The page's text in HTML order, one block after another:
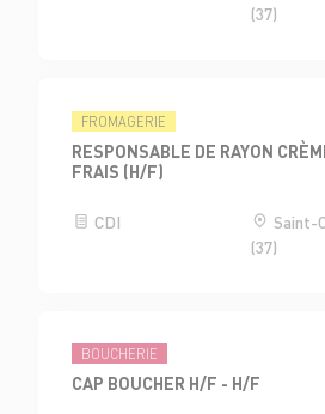
(37)
FROMAGERIE
RESPONSABLE DE RAYON
FRAIS (H/F)
CDI
Saint-
(37)
BOUCHERIE
CAP BOUCHER H/F - H/F